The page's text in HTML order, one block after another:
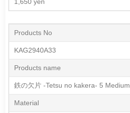
1,650 yen
Products No
KAG2940A33
Products name
鉄の欠片 -Tetsu no kakera- 5 Medium
Material